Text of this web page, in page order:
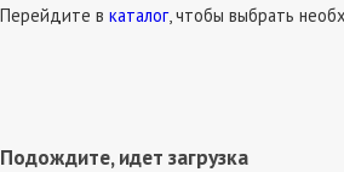
Перейдите в каталог, чтобы выбрать
Подождите, идет загрузка